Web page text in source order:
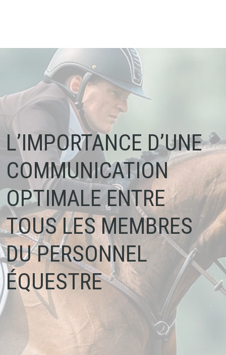
L’IMPORTANCE D’UNE
COMMUNICATION
OPTIMALE ENTRE
TOUS LES MEMBRES
DU PERSONNEL
ÉQUESTRE